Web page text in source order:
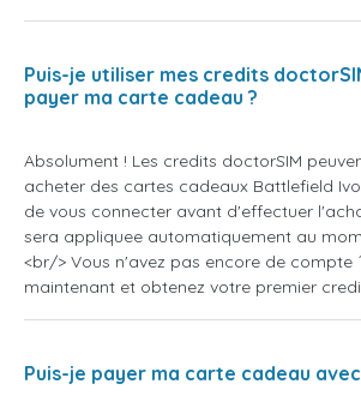
Puis-je utiliser mes credits
payer ma carte cadeau ?
Absolument ! Les credits doctorSIM
acheter des cartes cadeaux Battlefield
de vous connecter avant d'effectuer
sera appliquee automatiquement au
<br/> Vous n'avez pas encore de compte
maintenant et obtenez votre premier
Puis-je payer ma carte cadeau avec